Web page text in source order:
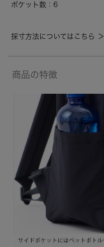
ポケット数：6
採寸方法についてはこちら ＞
商品の特徴